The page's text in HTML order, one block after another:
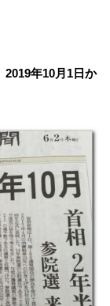
2019年10月1日か